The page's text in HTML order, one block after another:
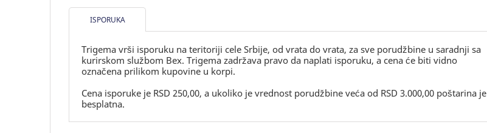
ISPORUKA
Trigema vrši isporuku na teritoriji cele Srbije, od vrata do vrata, za sve porudžbine u saradnji sa
kurirskom službom Bex. Trigema zadržava pravo da naplati isporuku, a cena će biti vidno
označena prilikom kupovine u korpi.
Cena isporuke je RSD 250,00, a ukoliko je vrednost porudžbine veća od RSD 3.000,00 poštarina je
besplatna.